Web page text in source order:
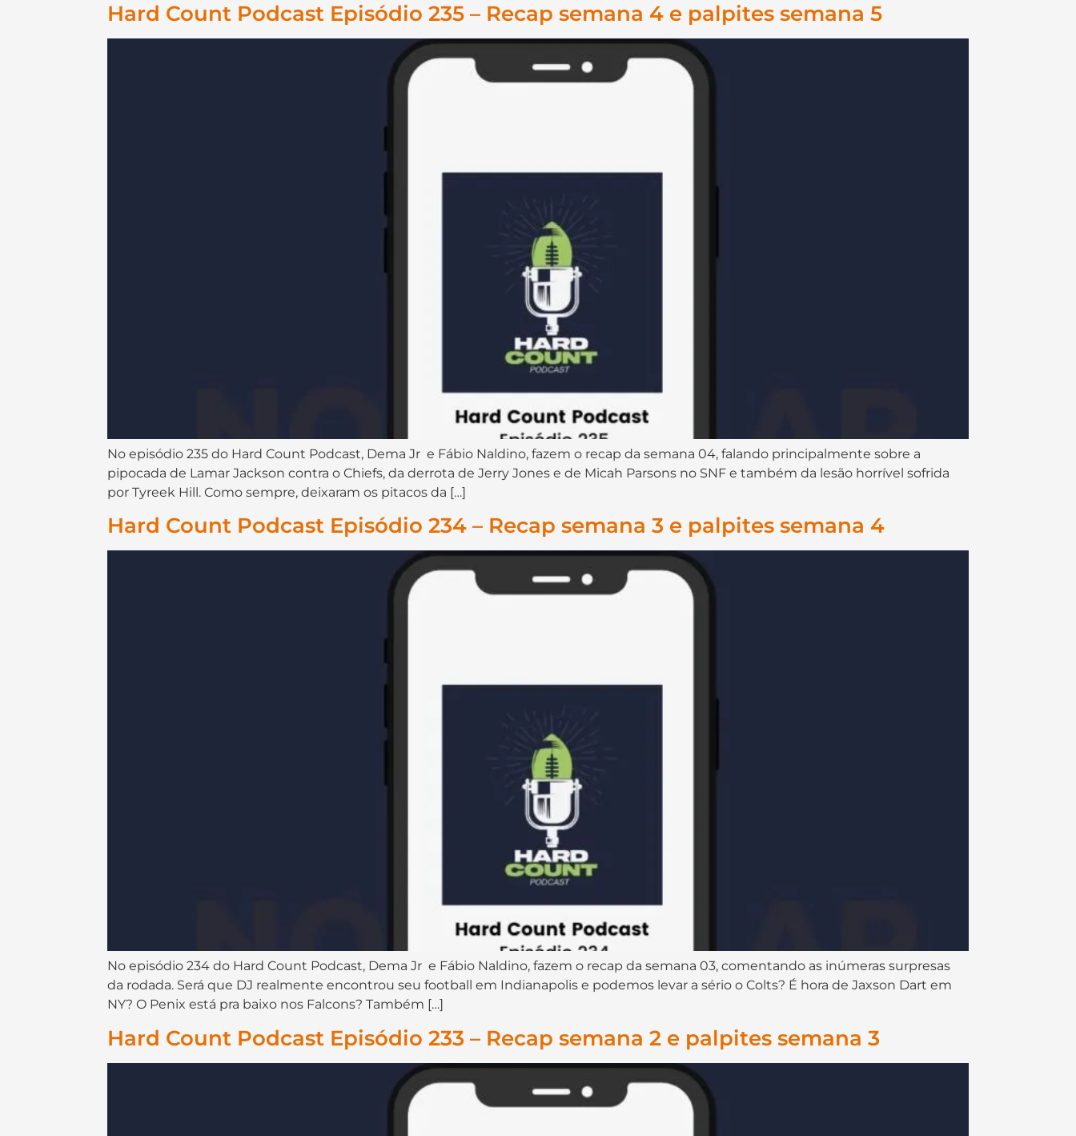
Hard Count Podcast Episódio 235 – Recap semana 4 e palpites semana 5
No episódio 235 do ⁠⁠⁠⁠⁠⁠⁠⁠⁠⁠⁠⁠⁠⁠⁠⁠⁠⁠Hard Count Podcast⁠⁠⁠⁠⁠⁠⁠⁠⁠⁠⁠⁠⁠⁠⁠⁠⁠⁠, Dema Jr⁠⁠⁠⁠⁠⁠ ⁠⁠⁠⁠⁠⁠⁠⁠⁠⁠⁠ e Fábio Naldino⁠⁠⁠⁠⁠⁠⁠⁠⁠⁠⁠⁠⁠⁠, fazem o recap da semana 04, falando principalmente sobre a
pipocada de Lamar Jackson contra o Chiefs, da derrota de Jerry Jones e de Micah Parsons no SNF e também da lesão horrível sofrida
por Tyreek Hill. Como sempre, deixaram os pitacos da […]
Hard Count Podcast Episódio 234 – Recap semana 3 e palpites semana 4
No episódio 234 do ⁠⁠⁠⁠⁠⁠⁠⁠⁠⁠⁠⁠⁠⁠⁠⁠⁠⁠Hard Count Podcast⁠⁠⁠⁠⁠⁠⁠⁠⁠⁠⁠⁠⁠⁠⁠⁠⁠⁠, Dema Jr⁠⁠⁠⁠⁠⁠ ⁠⁠⁠⁠⁠⁠⁠⁠⁠⁠⁠ e Fábio Naldino⁠⁠⁠⁠⁠⁠⁠⁠⁠⁠⁠⁠⁠⁠, fazem o recap da semana 03, comentando as inúmeras surpresas
da rodada. Será que DJ realmente encontrou seu football em Indianapolis e podemos levar a sério o Colts? É hora de Jaxson Dart em
NY? O Penix está pra baixo nos Falcons? Também […]
Hard Count Podcast Episódio 233 – Recap semana 2 e palpites semana 3